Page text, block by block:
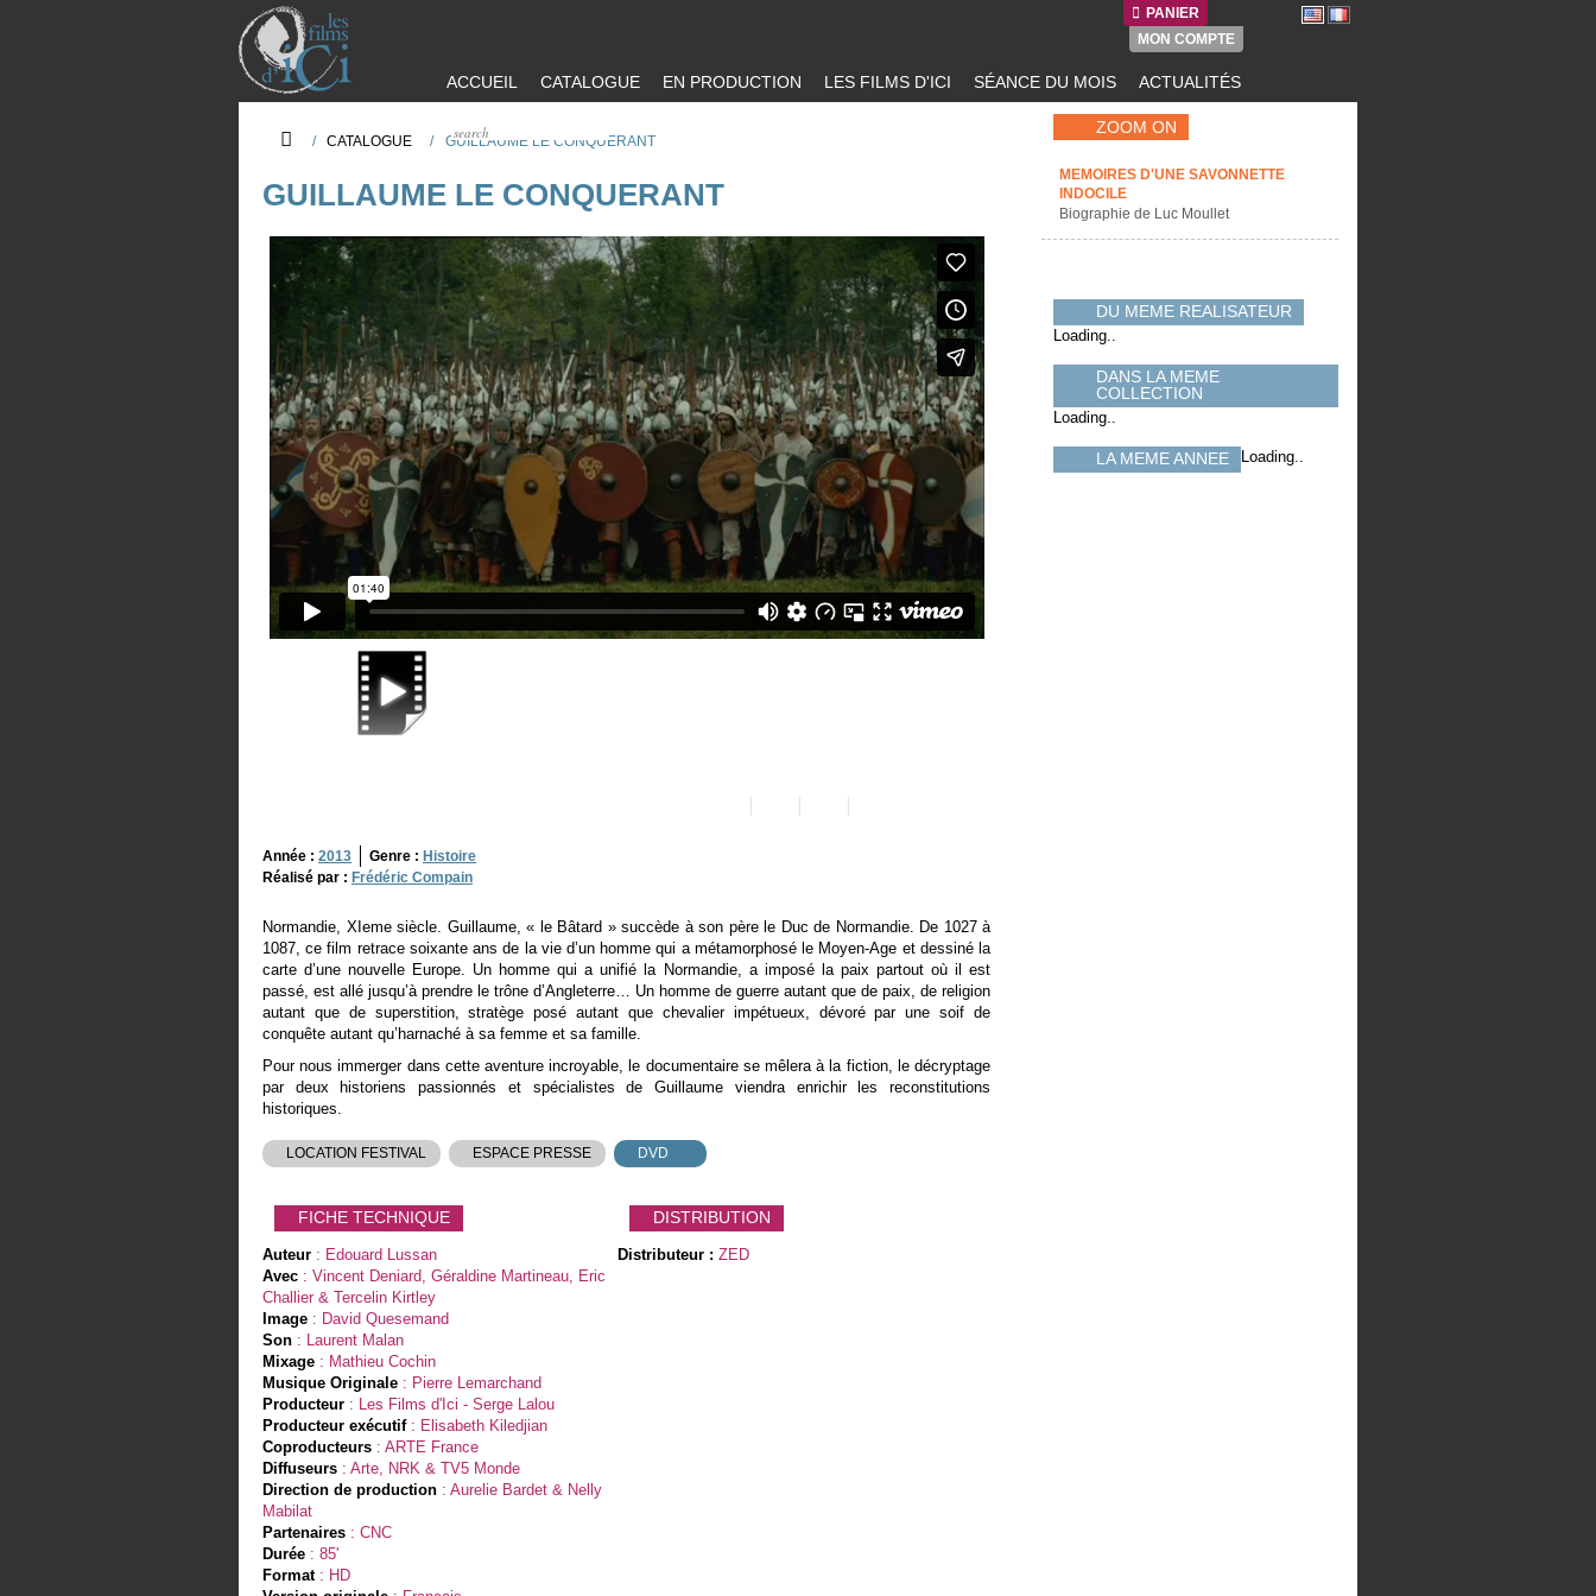
PANIER
MON COMPTE
ACCUEIL CATALOGUE EN PRODUCTION LES FILMS D'ICI SÉANCE DU MOIS ACTUALITÉS
/ CATALOGUE / GUILLAUME LE CONQUERANT
GUILLAUME LE CONQUERANT
Année : 2013 Genre : Histoire
Réalisé par : Frédéric Compain
Normandie, XIeme siècle. Guillaume, « le Bâtard » succède à son père le Duc de Normandie. De 1027 à
1087, ce film retrace soixante ans de la vie d’un homme qui a métamorphosé le Moyen-Age et dessiné la
carte d’une nouvelle Europe. Un homme qui a unifié la Normandie, a imposé la paix partout où il est
passé, est allé jusqu’à prendre le trône d’Angleterre… Un homme de guerre autant que de paix, de religion
autant que de superstition, stratège posé autant que chevalier impétueux, dévoré par une soif de
conquête autant qu’harnaché à sa femme et sa famille.
Pour nous immerger dans cette aventure incroyable, le documentaire se mêlera à la fiction, le décryptage
par deux historiens passionnés et spécialistes de Guillaume viendra enrichir les reconstitutions
historiques.
LOCATION FESTIVAL ESPACE PRESSE DVD
FICHE TECHNIQUE
Auteur : Edouard Lussan
Avec : Vincent Deniard, Géraldine Martineau, Eric
Challier & Tercelin Kirtley
Image : David Quesemand
Son : Laurent Malan
Mixage : Mathieu Cochin
Musique Originale : Pierre Lemarchand
Producteur : Les Films d'Ici - Serge Lalou
Producteur exécutif: Elisabeth Kiledjian
Coproducteurs : ARTE France
Diffuseurs : Arte, NRK & TV5 Monde
Direction de production : Aurelie Bardet & Nelly
Mabilat
Partenaires : CNC
Durée : 85'
Format: HD
DISTRIBUTION
Distributeur : ZED
ZOOM ON
MEMOIRES D'UNE SAVONNETTE
INDOCILE
Biographie de Luc Moullet
DU MEME REALISATEUR
Loading..
DANS LA MEME
COLLECTION
Loading..
LA MEME ANNEE Loading..